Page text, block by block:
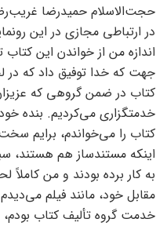
حجت‌الاسلام حمیدرضا
در ارتباطی مجازی در این
اندازه من از خواندن این کتاب
جهت که خدا توفیق داد که
کتاب در ضمن گروهی که
خدمتگزاری می‌کردیم. بنده
کتاب را می‌خواندم، برایم
اینکه مستندساز هم هستند،
به کار برده بودند و من کاملاً
مقابل خود، مانند فیلم
خدمت گروه تألیف کتاب